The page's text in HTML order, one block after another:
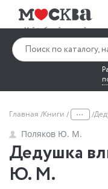
Главная Книги ...
Поляков Ю. М.
Дедушка
Ю. М.